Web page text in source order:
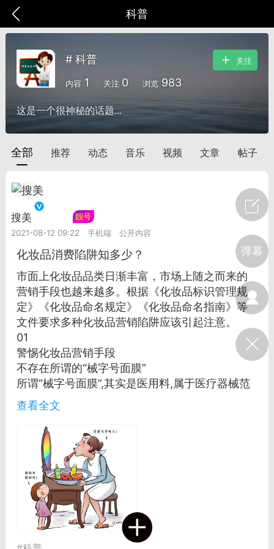
弹幕
科普
爆汗熊 卡卡动能素
美业357 芯诗妍 卡卡美业
每次200金币 点击购买
师
脂
卡卡动能素
皇斯普拉雅
建术
DRYY面膜 微晶溶斑术
爆款平台
电脑端 美业资讯
闪充小白罐
本/双效闪充，养出紧致小白脸！一、项
充小白罐 = 闪充大白肌（仪器）× 草本
产品）×极光嫩肤啫喱（产品）这是一套
# 科普
内容 1 关注 0 浏览 983
关注
这是一个很神秘的话题...
全部 推荐 动态 音乐 视频 文章 帖子
搜美
靓号
2021-08-12 09:22
手机端 公开内容
化妆品消费陷阱知多少？
市面上化妆品品类日渐丰富，市场上随之而来的
营销手段也越来越多。根据《化妆品标识管理规
定》《化妆品命名规定》《化妆品命名指南》等
文件要求多种化妆品营销陷阱应该引起注意。
01
警惕化妆品营销手段
不存在所谓的“械字号面膜”
所谓“械字号面膜”,其实是医用料,属于医疗器械范
畴。医用料可以与创面直接或间接接触，具有吸
收创面渗出液、支撑器官、防粘连或者为创面愈
合提供适宜环境等医疗作用。
按照医疗器械管理的医用料命名应当符合《医疗
器械通用名称命名规则》要求，不得含有“美容”
“保健”等宣称词语，不得含有夸大适用范围或者其
他具有误导性、欺骗性的内容。因此，不存在“械
字号面膜”的概念，医疗器械产品也不能以“面膜”
作为其名称。
“妆字号面膜”不能宣称医学护肤品
查看全文